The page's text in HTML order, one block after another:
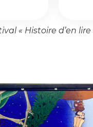
« Histoire d’en lire